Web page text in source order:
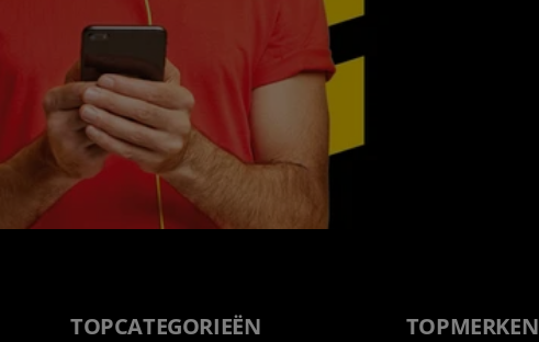
TOPCATEGORIEËN TOPMERKEN